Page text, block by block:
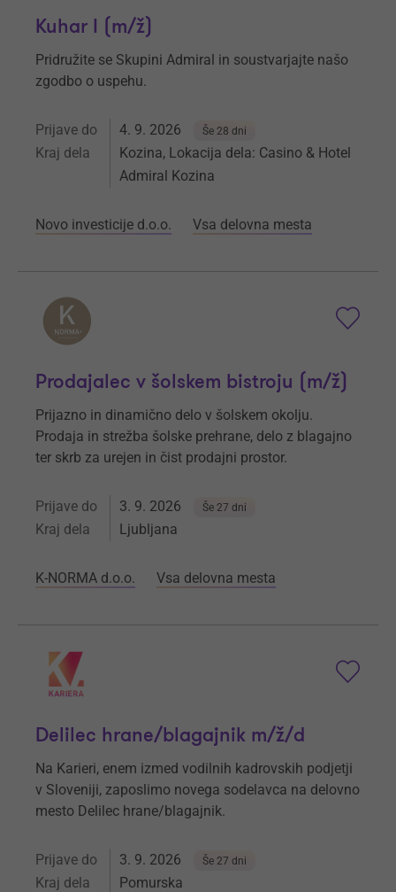
Kuhar I (m/ž)
Pridružite se Skupini Admiral in soustvarjajte našo
zgodbo o uspehu.
Prijave do 4. 9. 2026 Še 28 dni
Kraj dela
Kozina, Lokacija dela: Casino & Hotel
Admiral Kozina
Novo investicije d.o.o. Vsa delovna mesta
Prodajalec v šolskem bistroju (m/ž)
Prijazno in dinamično delo v šolskem okolju.
Prodaja in strežba šolske prehrane, delo z blagajno
ter skrb za urejen in čist prodajni prostor.
Prijave do 3. 9. 2026 Še 27 dni
Kraj dela Ljubljana
K-NORMA d.o.o. Vsa delovna mesta
Delilec hrane/blagajnik m/ž/d
Na Karieri, enem izmed vodilnih kadrovskih podjetji
v Sloveniji, zaposlimo novega sodelavca na delovno
mesto Delilec hrane/blagajnik.
Prijave do 3. 9. 2026 Še 27 dni
Kraj dela Pomurska